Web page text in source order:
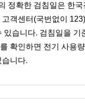
정확한 검침일은 한
객센터(국번없이
있습니다. 검침일을 기
확인하면 전기 사용
습니다.